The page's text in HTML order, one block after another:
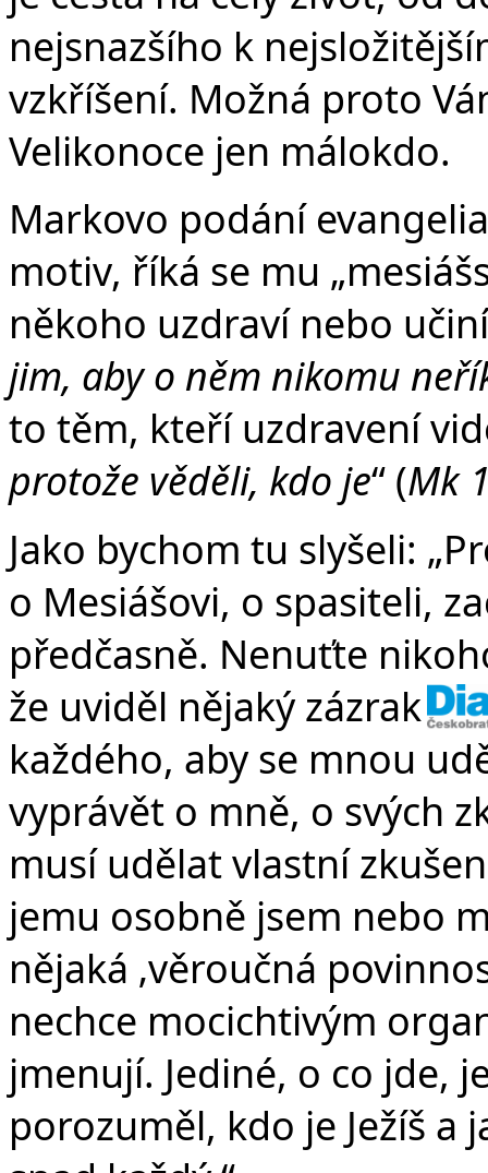
v
nejsnazšího k
vzkříšení. Možná proto
Velikonoce jen málokdo.
Markovo podání
motiv, říká se mu
někoho uzdraví nebo
jim, aby o něm nikomu
to těm, kteří uzdravení
protože věděli, kdo je“ (Mk
Jako bychom tu slyšeli:
o Mesiášovi, o spasiteli,
předčasně. Nenuťte
že uviděl nějaký zázrak
každého, aby se mnou
vyprávět o mně, o svých
musí udělat vlastní
jemu osobně jsem nebo
nějaká ‚věroučná
nechce mocichtivým
jmenují. Jediné, o co jde,
porozuměl, kdo je Ježíš a